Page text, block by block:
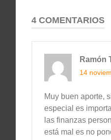
4 COMENTARIOS
Ramón
14
Muy buen aporte,
especial es
las finanzas
está mal es no